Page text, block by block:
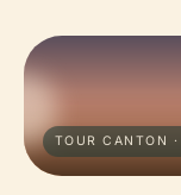
TOUR CANTON